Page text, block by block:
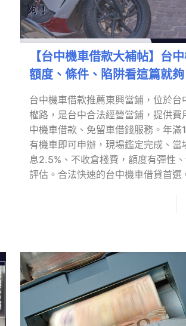
【台中機車借款大補帖】台
額度、條件、陷阱看這篇就夠
台中機車借款推薦東興當鋪，位於台
權路，是台中合法經營當鋪，提供費
中機車借款、免留車借錢服務。年滿
有機車即可申辦，現場鑑定完成、當
息2.5%、不收倉棧費，額度有彈性
評估。合法快速的台中機車借貸首選